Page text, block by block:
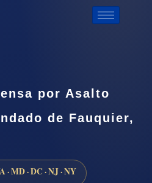
por Asalto
de Fauquier,
· MD · DC · NJ · NY